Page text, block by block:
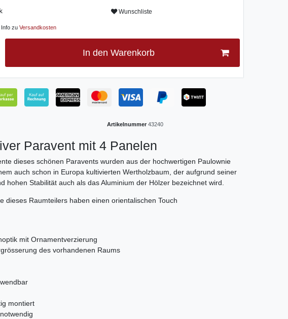
Info zu Versandkosten
Wunschliste
In den Warenkorb
Artikelnummer 43240
Paravent mit 4 Panelen
dieses schönen Paravents wurden aus der hochwertigen Paulownie
auch schon in Europa kultivierten Wertholzbaum, der aufgrund seiner
hohen Stabilität auch als das Aluminium der Hölzer bezeichnet wird.
dieses Raumteilers haben einen orientalischen Touch
mit Ornamentverzierung
des vorhandenen Raums
montiert